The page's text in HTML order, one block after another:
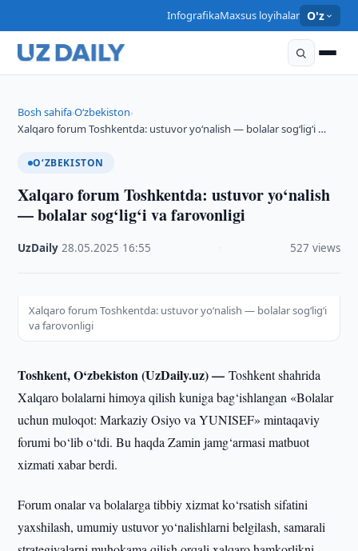
InfografikaMaxsus loyihalar O'z
Bosh sahifa›O‘zbekiston›
Xalqaro forum Toshkentda: ustuvor yo‘nalish — bolalar sog‘lig‘i …
O‘ZBEKISTON
Xalqaro forum Toshkentda: ustuvor yo‘nalish
— bolalar sog‘lig‘i va farovonligi
UzDaily ·28.05.2025 16:55 527 views
Xalqaro forum Toshkentda: ustuvor yo‘nalish — bolalar sog‘lig‘i
va farovonligi
Toshkent, O‘zbekiston (UzDaily.uz) —Toshkent shahrida
Xalqaro bolalarni himoya qilish kuniga bag‘ishlangan «Bolalar
uchun muloqot: Markaziy Osiyo va YUNISEF» mintaqaviy
forumi bo‘lib o‘tdi. Bu haqda Zamin jamg‘armasi matbuot
xizmati xabar berdi.
Forum onalar va bolalarga tibbiy xizmat ko‘rsatish sifatini
yaxshilash, umumiy ustuvor yo‘nalishlarni belgilash, samarali